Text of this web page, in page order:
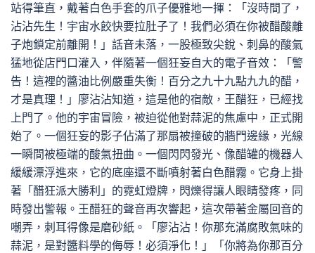
站得筆直，戴著白色手套的爪子優雅地一揮：「沒時間了，
沾沾先生！宇宙水餃快要拉肚子了！我們必須在你被醋酸離
子炮鎖定前離開！」話音未落，一股極致尖銳、刺鼻的酸氣
猛地從店門口灌入，伴隨著一個狂妄自大的電子音效：「警
告！這裡的醬油比例嚴重失衡！百分之九十九點九九的醋，
才是真理！」廖沾沾知道，這是他的宿敵，王醋狂，已經找
上門了。他的宇宙冒險，被迫從他對蒜泥的焦慮中，正式開
始了。一個狂妄的影子佔滿了那扇被撞破的牆門邊緣，光線
一瞬間被極端的酸氣扭曲。一個閃閃發光、像醋罐的機器人
緩緩漂浮進來，它的底座還不斷噴射著白色醋霧。它身上掛
著「醋狂派大勝利」的霓虹燈牌，閃爍得讓人眼睛發疼，同
時發出警報。王醋狂的聲音再次響起，這次帶著金屬回音的
嘲弄，刺耳得像是磨砂紙。「廖沾沾！你那充滿腐敗氣味的
蒜泥，是對醬料學的侮辱！必須淨化！」「你將為你那百分